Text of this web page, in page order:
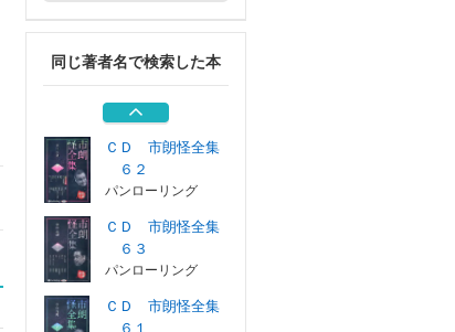
同じ著者名で検索した本
パンローリング
ＣＤ 市朗怪全集
５９
パンローリング
ＣＤ 市朗怪全集
６２
パンローリング
ＣＤ 市朗怪全集
６３
パンローリング
ＣＤ 市朗怪全集
６１